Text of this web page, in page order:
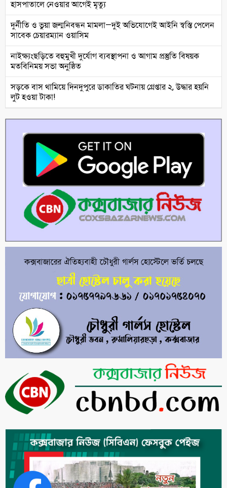
হাসপাতালে নেওয়ার আগেই মৃত্যু
দুর্নীতি ও ভুয়া জন্মনিবন্ধন মামলা—দুই অভিযোগেই আইনি স্বস্তি পেলেন
সাবেক চেয়ারম্যান ওয়াসিম
নাইক্ষ্যংছড়িতে বহুমুখী দুর্যোগ ব্যবস্থাপনা ও আগাম প্রস্তুতি বিষয়ক
মতবিনিময় সভা অনুষ্ঠিত
সড়কে বাস থামিয়ে দিনদুপুরে ডাকাতির ঘটনায় গ্রেপ্তার ২, উদ্ধার হয়নি
লুট হওয়া টাকা!